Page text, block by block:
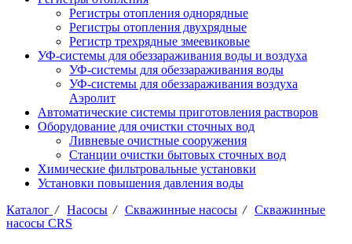
Регистры отопления однорядные
Регистры отопления двухрядные
Регистр трехрядные змеевиковые
УФ-системы для обеззараживания воды и воздуха
УФ-системы для обеззараживания воды
УФ-системы для обеззараживания воздуха
Аэролит
Автоматические системы приготовления растворов
Оборудование для очистки сточных вод
Ливневые очистные сооружения
Станции очистки бытовых сточных вод
Химические фильтровальные установки
Установки повышения давления воды
Каталог / Насосы / Скважинные насосы / Скважинные
насосы CRS